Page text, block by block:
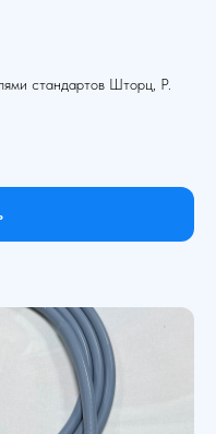
стандартов Шторц, Р.